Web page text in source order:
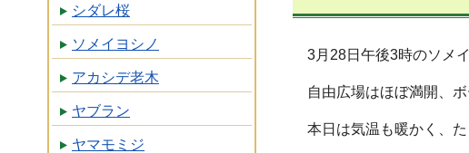
シダレ桜
ソメイヨシノ
アカシデ老木
ヤブラン
ヤマモミジ
3月28日午後3時のソメ
自由広場はほぼ満開、
本日は気温も暖かく、